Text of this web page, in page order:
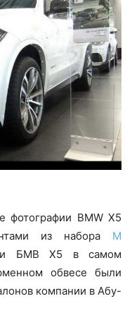
фотографии BMW X5
из набора M
БМВ Х5 в самом
обвесе были
компании в Абу-